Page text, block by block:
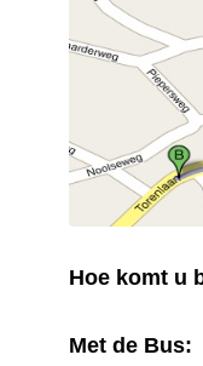
Hoe komt u
Met de Bus: